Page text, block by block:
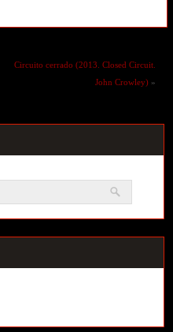
Circuito cerrado (2013. Closed Circuit.
John Crowley) »